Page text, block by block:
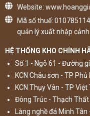
Website:
Mã số thuế:
quản lý xuất nhập cảnh
HỆ THỐNG KHO CHÍNH
Số 1 - Ngõ 61 - Đường
KCN Châu sơn - TP Phủ
KCN Thụy Vân - TP
Đông Trúc - Thạch Thất
Làng nghề đá Minh